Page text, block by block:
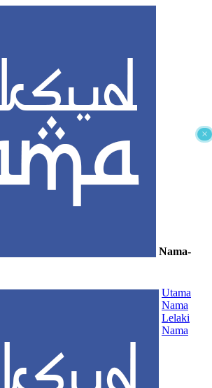
×
Nama-
Utama
Nama
Lelaki
Nama